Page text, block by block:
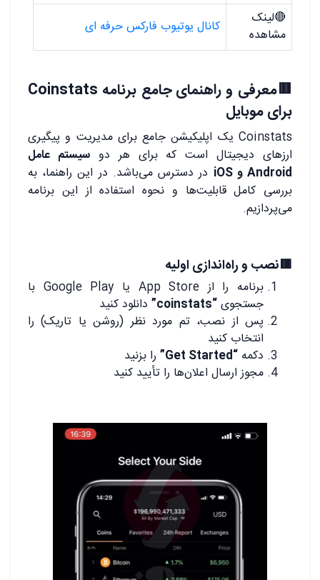
🔴لینک
مشاهده
کانال یوتیوب فارکس حرفه ای
🟥معرفی و راهنمای جامع برنامه Coinstats
برای موبایل
Coinstats یک اپلیکیشن جامع برای مدیریت و پیگیری
ارزهای دیجیتال است که برای هر دوسیستم عامل
Android و iOS
در دسترس می‌باشد. در این راهنما، به
بررسی کامل قابلیت‌ها و نحوه استفاده از این برنامه
می‌پردازیم.
🟥نصب و راه‌اندازی اولیه
برنامه را از App Store یا Google Play با
جستجوی“coinstats”
دانلود کنید
پس از نصب، تم مورد نظر (روشن یا تاریک) را
انتخاب کنید
دکمه “Get Started”
را بزنید
مجوز ارسال اعلان‌ها را تأیید کنید